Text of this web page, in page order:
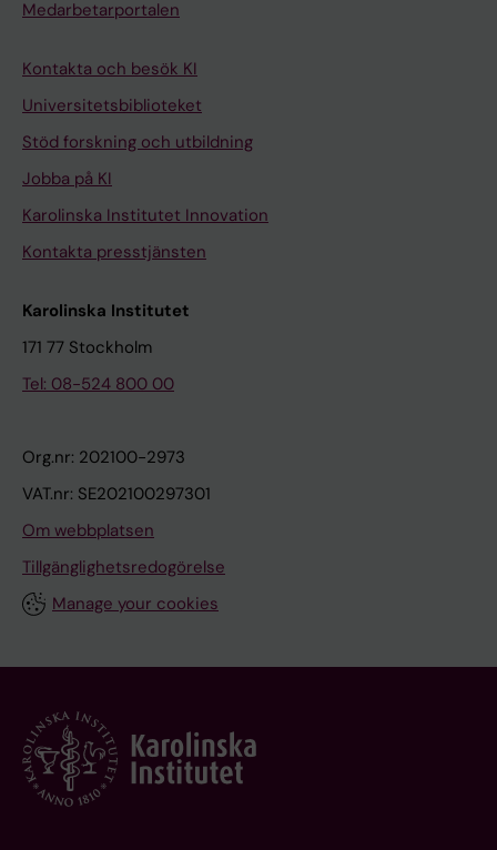
Medarbetarportalen
Kontakta och besök KI
Universitetsbiblioteket
Stöd forskning och utbildning
Jobba på KI
Karolinska Institutet Innovation
Kontakta presstjänsten
Karolinska Institutet
171 77 Stockholm
Tel: 08-524 800 00
Org.nr: 202100-2973
VAT.nr: SE202100297301
Om webbplatsen
Tillgänglighetsredogörelse
Manage your cookies